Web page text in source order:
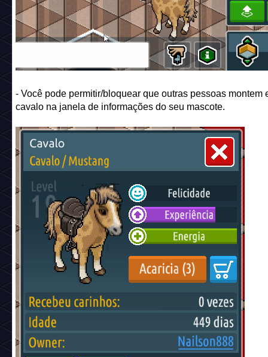
- Você pode permitir/bloquear que outras pessoas montem
cavalo na janela de informações do seu mascote.